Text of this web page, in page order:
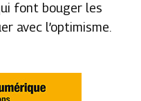
font bouger les
avec l’optimisme.